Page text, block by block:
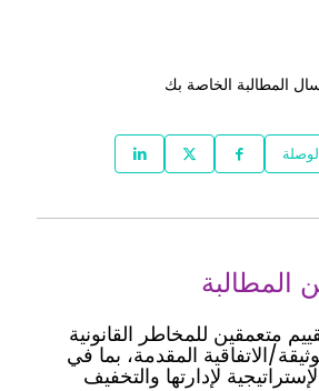
المطالبة الخاصة بك
المطالبة
متعمقين للمخاطر القانونية
الاتفاقية المقدمة، بما في
لإدارتها والتخفيف